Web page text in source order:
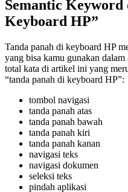
Semantic Keyword
Keyboard HP”
Tanda panah di keyboard HP
yang bisa kamu gunakan
total kata di artikel ini yang
“tanda panah di keyboard HP”:
tombol navigasi
tanda panah atas
tanda panah bawah
tanda panah kiri
tanda panah kanan
navigasi teks
navigasi dokumen
seleksi teks
pindah aplikasi